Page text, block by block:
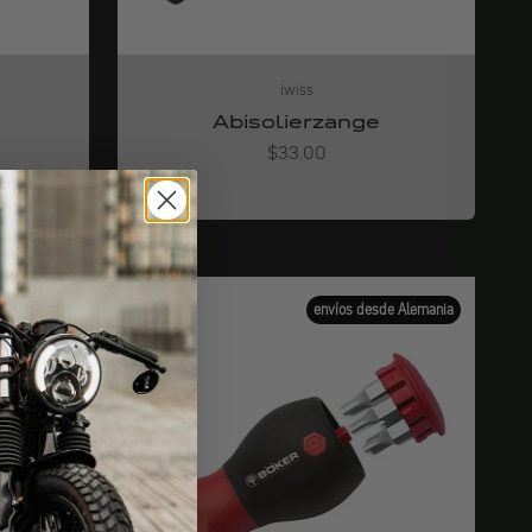
iwiss
Abisolierzange
Angebot
$33.00
Alemania envíos desde Alemania